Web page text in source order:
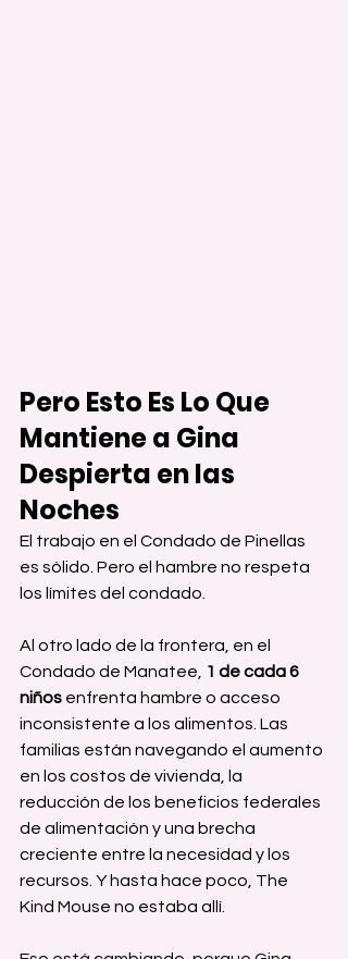
Pero Esto Es Lo Que
Mantiene a Gina
Despierta en las
Noches
El trabajo en el Condado de Pinellas
es sólido. Pero el hambre no respeta
los límites del condado.
Al otro lado de la frontera, en el
Condado de Manatee,
1 de cada 6
niños enfrenta hambre o acceso
inconsistente a los alimentos. Las
familias están navegando el aumento
en los costos de vivienda, la
reducción de los beneficios federales
de alimentación y una brecha
creciente entre la necesidad y los
recursos. Y hasta hace poco, The
Kind Mouse no estaba allí.